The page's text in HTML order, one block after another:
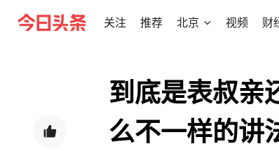
关注 推荐 北京 视频 财
到底是表叔亲
么不一样的讲